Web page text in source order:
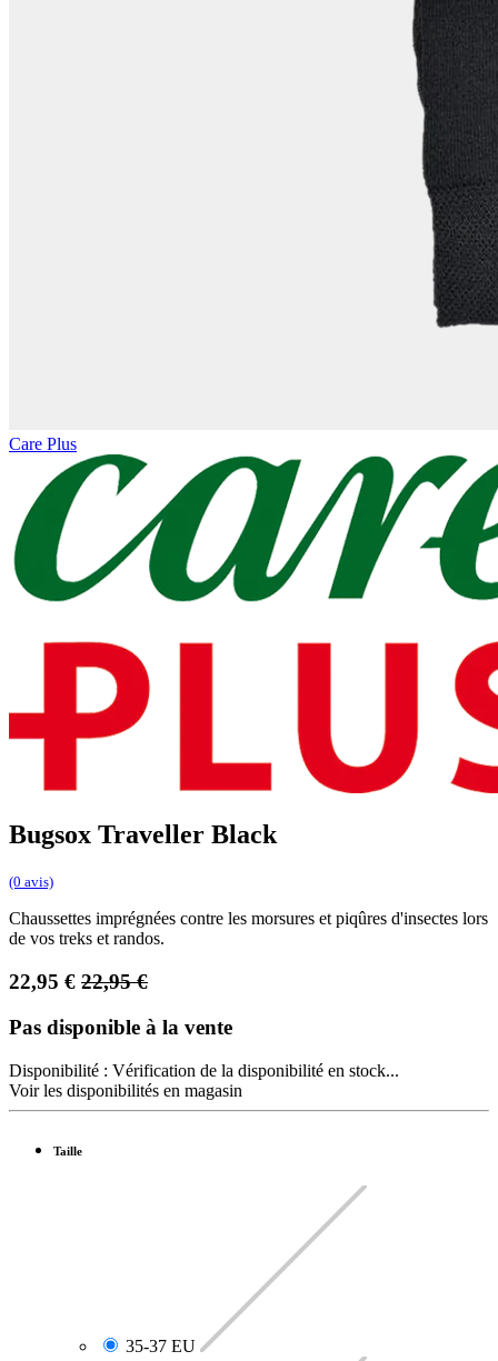
Care Plus
Bugsox Traveller Black
(0 avis)
Chaussettes imprégnées contre les morsures et piqûres d'insectes lors
de vos treks et randos.
22,95 € 22,95€
Pas disponible à la vente
Disponibilité : Vérification de la disponibilité en stock...
Voir les disponibilités en magasin
Taille
35-37 EU